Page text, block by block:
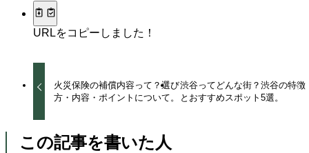
URLをコピーしました！
火災保険の補償内容って？選び
方・内容・ポイントについて。
渋谷ってどんな街？渋谷の特徴
とおすすめスポット5選。
この記事を書いた人